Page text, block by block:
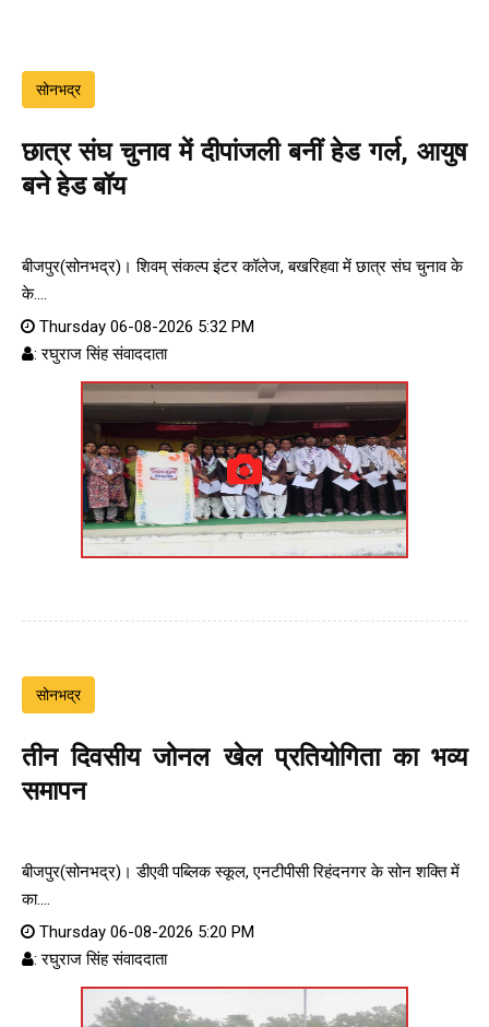
सोनभद्र
छात्र संघ चुनाव में दीपांजली बनीं हेड गर्ल, आयुष
बने हेड बॉय
बीजपुर(सोनभद्र)। शिवम् संकल्प इंटर कॉलेज, बखरिहवा में छात्र संघ चुनाव के
के....
Thursday 06-08-2026 5:32 PM
: रघुराज सिंह संवाददाता
सोनभद्र
तीन दिवसीय जोनल खेल प्रतियोगिता का भव्य
समापन
बीजपुर(सोनभद्र)। डीएवी पब्लिक स्कूल, एनटीपीसी रिहंदनगर के सोन शक्ति में
का....
Thursday 06-08-2026 5:20 PM
: रघुराज सिंह संवाददाता